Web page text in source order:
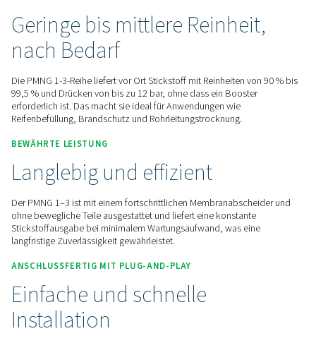
Kontaktieren Sie uns für ein Angebot!
Startseite Gaserzeugung Vor Ort
Membran-Stickstoffgeneratoren
PMNG 1-3
Geringe bis mittlere
nach Bedarf
Die PMNG 1-3-Reihe liefert vor Ort Stickstoff mit Reinheiten
erforderlich ist. Das macht sie ideal für Anwendungen wie
Reifenbefüllung, Brandschutz und Rohrleitungstrocknung.